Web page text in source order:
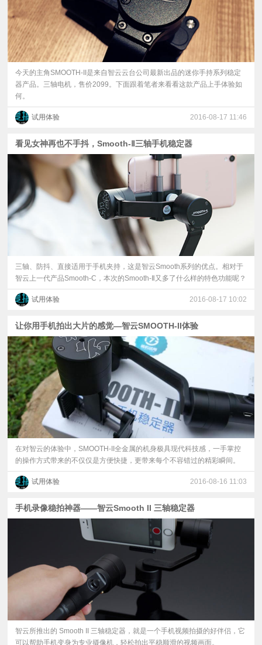
今天的主角SMOOTH-II是来自智云云台公司最新出品的迷你手持系列稳定
器产品。三轴电机，售价2099。下面跟着笔者来看看这款产品上手体验如
何。
试用体验 2016-08-17 11:46
看见女神再也不手抖，Smooth-Ⅱ三轴手机稳定器
三轴、防抖、直接适用于手机夹持，这是智云Smooth系列的优点。相对于
智云上一代产品Smooth-C，本次的Smooth-Ⅱ又多了什么样的特色功能呢？
试用体验 2016-08-17 10:02
让你用手机拍出大片的感觉—智云SMOOTH-II体验
在对智云的体验中，SMOOTH-II全金属的机身极具现代科技感，一手掌控
的操作方式带来的不仅仅是方便快捷，更带来每个不容错过的精彩瞬间。
试用体验 2016-08-16 11:03
手机录像稳拍神器——智云Smooth II 三轴稳定器
智云所推出的 Smooth II 三轴稳定器，就是一个手机视频拍摄的好伴侣，它
可以帮助手机变身为专业摄像机，轻松拍出平稳顺滑的视频画面。